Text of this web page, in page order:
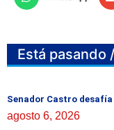
Está pasando /
Senador Castro
agosto 6, 2026